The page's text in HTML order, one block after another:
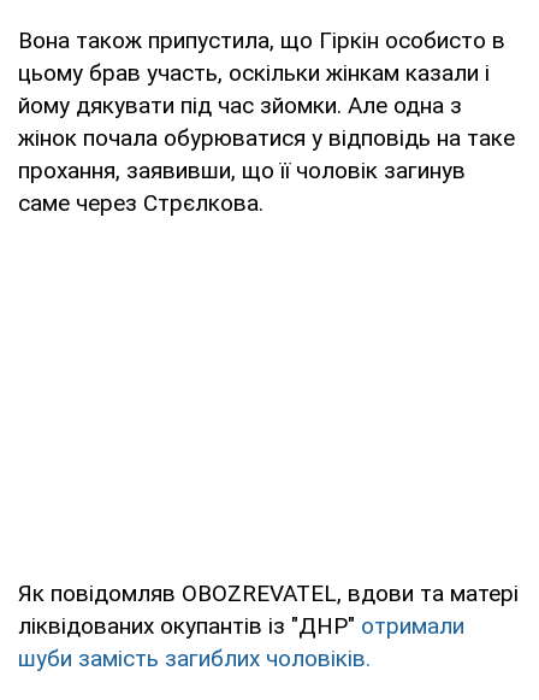
Вона також припустила, що Гіркін особисто в
цьому брав участь, оскільки жінкам казали і
йому дякувати під час зйомки. Але одна з
жінок почала обурюватися у відповідь на таке
прохання, заявивши, що її чоловік загинув
саме через Стрєлкова.
Як повідомляв OBOZREVATEL, вдови та матері
ліквідованих окупантів із "ДНР" отримали
шуби замість загиблих чоловіків.